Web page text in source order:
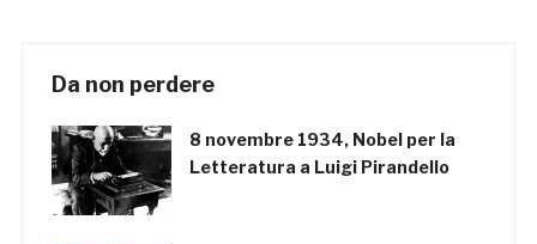
Da non perdere
8 novembre 1934, Nobel per la
Letteratura a Luigi Pirandello